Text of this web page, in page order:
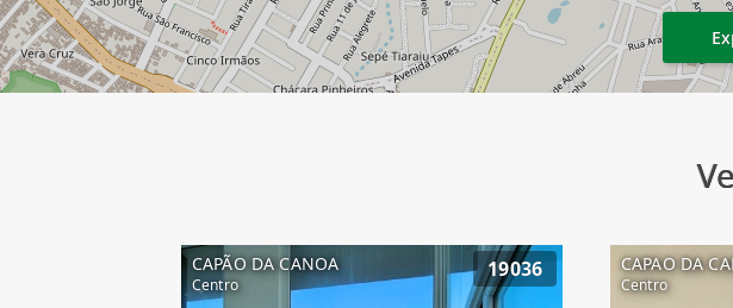
CAPÃO DA CANOA
Centro
19036 CAPAO DA
Centro